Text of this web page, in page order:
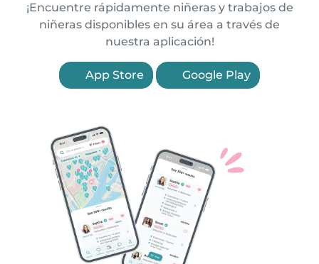
¡Encuentre rápidamente niñeras y trabajos de
niñeras disponibles en su área a través de
nuestra aplicación!
App Store Google Play